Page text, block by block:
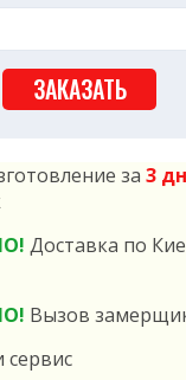
ЗАКАЗАТЬ
за 3
Доставка по
Вызов
сервис